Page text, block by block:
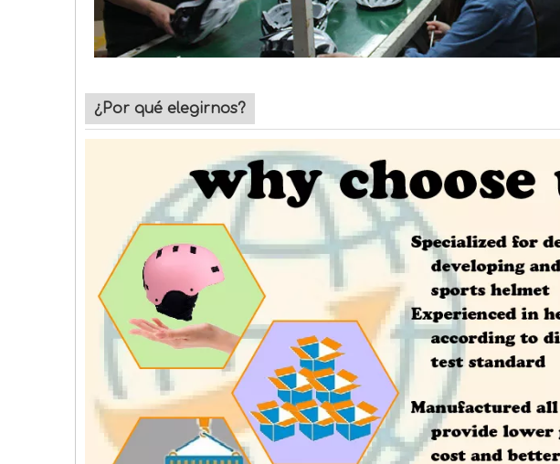
¿Por qué elegirnos?